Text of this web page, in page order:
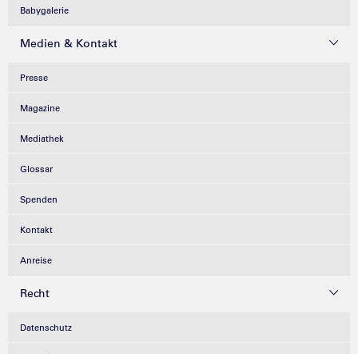
Babygalerie
Medien & Kontakt
Presse
Magazine
Mediathek
Glossar
Spenden
Kontakt
Anreise
Recht
Datenschutz